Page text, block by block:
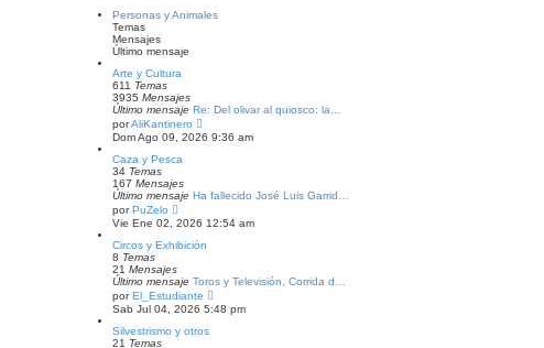
s
e
l
n
s
a
j
Personas y Animales
Temas
Mensajes
Último mensaje
Arte y Cultura
611 Temas
3935 Mensajes
Último mensaje Re: Del olivar al quiosco: la…
porAliKantinero
e
r
i
o
m
e
a
e
Dom Ago 09, 2026 9:36 am
Caza y Pesca
34 Temas
167 Mensajes
Último mensaje Ha fallecido José Luis Garrid…
porPuZelo
e
r
ú
i
m
o
m
e
n
Vie Ene 02, 2026 12:54 am
Circos y Exhibición
8 Temas
21 Mensajes
Último mensaje Toros y Televisión. Corrida d…
porEl_Estudiante
e
Sab Jul 04, 2026 5:48 pm
Silvestrismo y otros
21 Temas